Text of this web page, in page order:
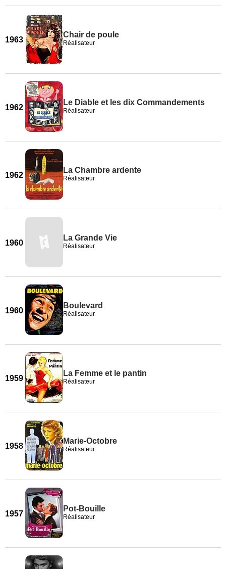
1963
Chair de poule
Réalisateur
1962
Le Diable et les dix Commandements
Réalisateur
1962
La Chambre ardente
Réalisateur
1960
La Grande Vie
Réalisateur
1960
Boulevard
Réalisateur
1959
La Femme et le pantin
Réalisateur
1958
Marie-Octobre
Réalisateur
1957
Pot-Bouille
Réalisateur